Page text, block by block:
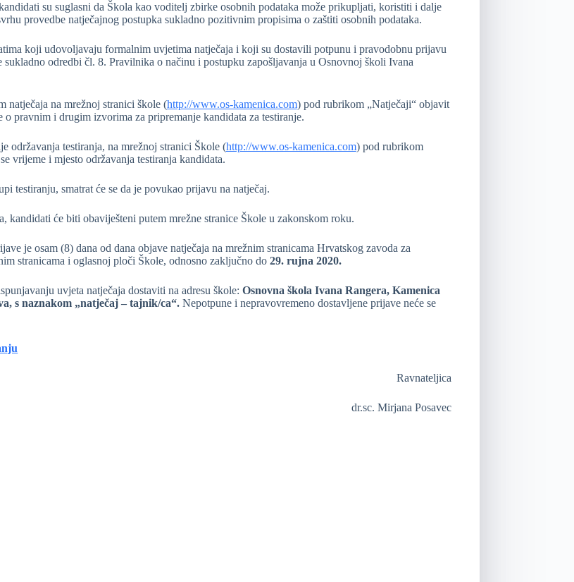
su suglasni da Škola kao voditelj zbirke osobnih podataka može prikupljati, koristiti i dalje
provedbe natječajnog postupka sukladno pozitivnim propisima o zaštiti osobnih podataka.
koji udovoljavaju formalnim uvjetima natječaja i koji su dostavili potpunu i pravodobnu prijavu
sukladno odredbi čl. 8. Pravilnika o načinu i postupku zapošljavanja u Osnovnoj školi Ivana
natječaja na mrežnoj stranici škole (http://www.os-kamenica.com) pod rubrikom „Natječaji“ objavit
o pravnim i drugim izvorima za pripremanje kandidata za testiranje.
održavanja testiranja, na mrežnoj stranici Škole (http://www.os-kamenica.com) pod rubrikom
vrijeme i mjesto održavanja testiranja kandidata.
testiranju, smatrat će se da je povukao prijavu na natječaj.
kandidati će biti obaviješteni putem mrežne stranice Škole u zakonskom roku.
je osam (8) dana od dana objave natječaja na mrežnim stranicama Hrvatskog zavoda za
stranicama i oglasnoj ploči Škole, odnosno zaključno do 29. rujna 2020.
uvjeta natječaja dostaviti na adresu škole: Osnovna škola Ivana Rangera, Kamenica
s naznakom „natječaj – tajnik/ca“. Nepotpune i nepravovremeno dostavljene prijave neće se
Ravnateljica
dr.sc. Mirjana Posavec